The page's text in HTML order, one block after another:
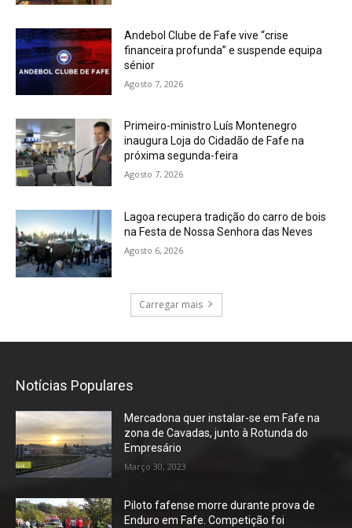
Andebol Clube de Fafe vive “crise
financeira profunda” e suspende equipa
sénior
Agosto 7, 2026
Primeiro-ministro Luís Montenegro
inaugura Loja do Cidadão de Fafe na
próxima segunda-feira
Agosto 7, 2026
Lagoa recupera tradição do carro de bois
na Festa de Nossa Senhora das Neves
Agosto 6, 2026
Carregar mais
Notícias Populares
Mercadona quer instalar-se em Fafe na
zona de Cavadas, junto à Rotunda do
Empresário
Março 30, 2023
Piloto fafense morre durante prova de
Enduro em Fafe. Competição foi